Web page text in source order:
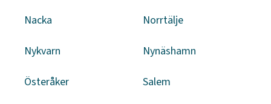
Nacka Norrtälje
Nykvarn Nynäshamn
Österåker Salem